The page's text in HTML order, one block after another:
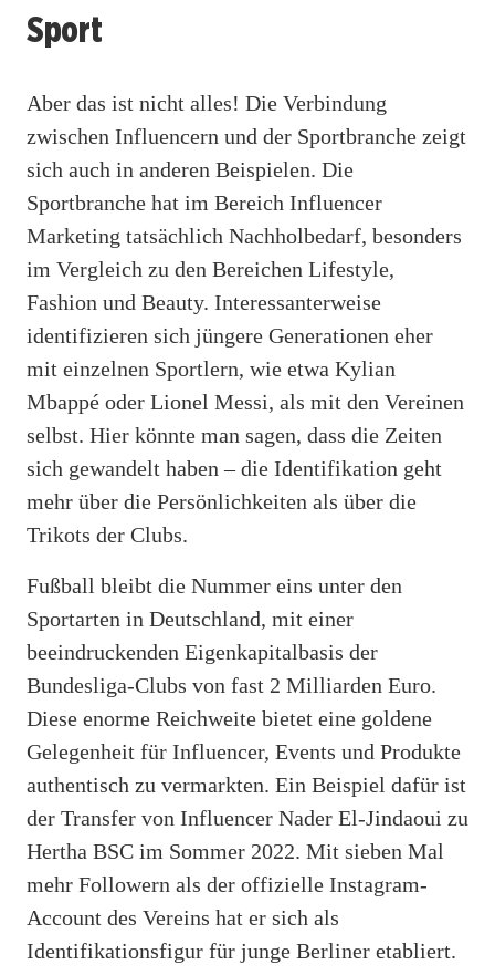
Sport
Aber das ist nicht alles! Die Verbindung
zwischen Influencern und der Sportbranche zeigt
sich auch in anderen Beispielen. Die
Sportbranche hat im Bereich Influencer
Marketing tatsächlich Nachholbedarf, besonders
im Vergleich zu den Bereichen Lifestyle,
Fashion und Beauty. Interessanterweise
identifizieren sich jüngere Generationen eher
mit einzelnen Sportlern, wie etwa Kylian
Mbappé oder Lionel Messi, als mit den Vereinen
selbst. Hier könnte man sagen, dass die Zeiten
sich gewandelt haben – die Identifikation geht
mehr über die Persönlichkeiten als über die
Trikots der Clubs.
Fußball bleibt die Nummer eins unter den
Sportarten in Deutschland, mit einer
beeindruckenden Eigenkapitalbasis der
Bundesliga-Clubs von fast 2 Milliarden Euro.
Diese enorme Reichweite bietet eine goldene
Gelegenheit für Influencer, Events und Produkte
authentisch zu vermarkten. Ein Beispiel dafür ist
der Transfer von Influencer Nader El-Jindaoui zu
Hertha BSC im Sommer 2022. Mit sieben Mal
mehr Followern als der offizielle Instagram-
Account des Vereins hat er sich als
Identifikationsfigur für junge Berliner etabliert.